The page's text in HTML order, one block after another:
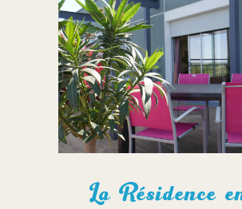
La Résidence